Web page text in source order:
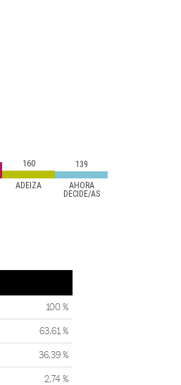
ADEIZA
AHORA
DECIDE/AS
160
139
100 %
63,61 %
36,39 %
2,74 %